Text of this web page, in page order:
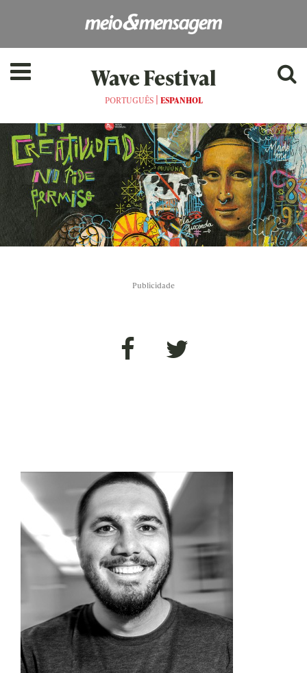
Wave Festival
PORTUGUÊS| ESPANHOL
Publicidade